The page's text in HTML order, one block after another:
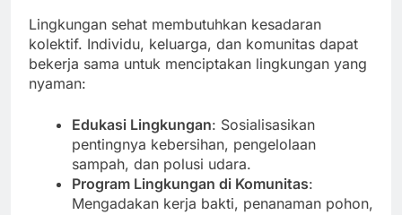
Lingkungan sehat membutuhkan kesadaran
kolektif. Individu, keluarga, dan komunitas dapat
bekerja sama untuk menciptakan lingkungan yang
nyaman:
Edukasi Lingkungan: Sosialisasikan
pentingnya kebersihan, pengelolaan
sampah, dan polusi udara.
Program Lingkungan di Komunitas:
Mengadakan kerja bakti, penanaman pohon,